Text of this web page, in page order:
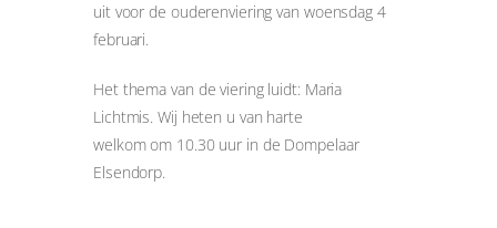
uit voor de ouderenviering van woensdag 4
februari.
Het thema van de viering luidt: Maria
Lichtmis. Wij heten u van harte
welkom om 10.30 uur in de Dompelaar
Elsendorp.